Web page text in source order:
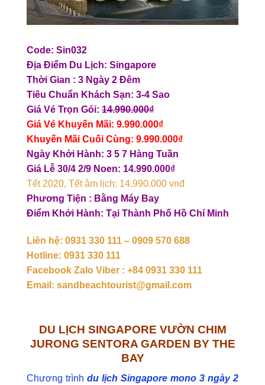
Code: Sin032
Địa Điểm Du Lịch: Singapore
Thời Gian : 3 Ngày 2 Đêm
Tiêu Chuẩn Khách Sạn: 3-4 Sao
Giá Vé Trọn Gói: 14.990.000₫
Giá Vé Khuyến Mãi: 9.990.000₫
Khuyến Mãi Cuối Cùng: 9.990.000₫
Ngày Khởi Hành: 3 5 7 Hàng Tuần
Giá Lễ 30/4 2/9 Noen: 14.990.000₫
Tết 2020, Tết âm lịch: 14.990.000 vnđ
Phương Tiện : Bằng Máy Bay
Điểm Khởi Hành: Tại Thành Phố Hồ Chí Minh
Liên hệ: 0931 330 111 – 0909 570 688
Hotline: 0931 330 111
Facebook Zalo Viber : +84 0931 330 111
Email: sandbeachtourist@gmail.com
DU LỊCH SINGAPORE VƯỜN CHIM
JURONG SENTORA GARDEN BY THE
BAY
Chương trình du lịch Singapore mono 3 ngày 2